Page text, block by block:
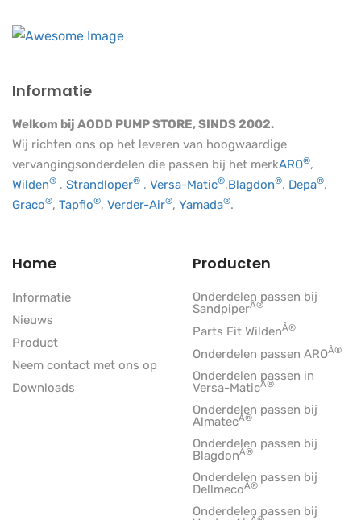
Informatie
Welkom bij AODD PUMP STORE, SINDS 2002.
Wij richten ons op het leveren van hoogwaardige
vervangingsonderdelen die passen bij het merkARO®,
Wilden® , Strandloper® , Versa-Matic®,Blagdon®, Depa®,
Graco®, Tapflo®, Verder-Air®, Yamada®.
Home
Informatie
Nieuws
Product
Neem contact met ons op
Downloads
Producten
Onderdelen passen bij
SandpiperÂ®
Parts Fit WildenÂ®
Onderdelen passen AROÂ®
Onderdelen passen in
Versa-MaticÂ®
Onderdelen passen bij
AlmatecÂ®
Onderdelen passen bij
BlagdonÂ®
Onderdelen passen bij
DellmecoÂ®
Onderdelen passen bij